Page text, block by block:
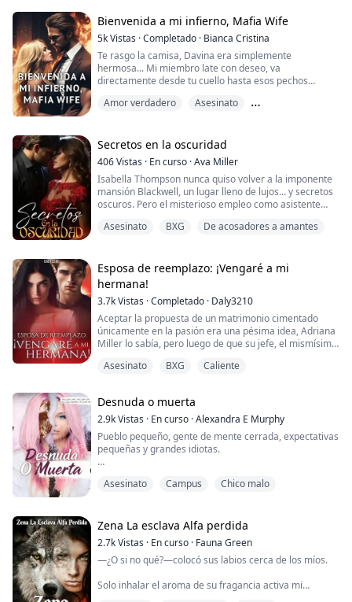
planes meticulosos para sabotear sus malvad...
Bienvenida a mi infierno, Mafia Wife
5kVistas ·Completado · Bianca Cristina
Te rasgo la camisa, Davina era simplemente
hermosa... Mi miembro late con deseo, va
directamente desde tu cuello hasta esos pechos
más, con fuerza, entre besos y mordiscos, deslizo mis
empuje y retirada.
Te escucho gemir suavemente, escuch...
Amor verdadero
Asesinato
Secretos en la oscuridad
406Vistas · En curso ·Ava Miller
Isabella Thompson nunca quiso volver a la imponente
mansión Blackwell, un lugar lleno de lujos... y secretos
oscuros. Pero el misterioso empleo como asistente
reservado y con una reputación cuestionable, es su
de justicia pronto se convierte en u...
Asesinato BXG De acosadores a amantes
Esposa de reemplazo: ¡Vengaré a mi
hermana!
3.7kVistas ·Completado · Daly3210
Aceptar la propuesta de un matrimonio cimentado
únicamente en la pasión era una pésima idea, Adriana
Miller lo sabía, pero luego de que su jefe, el mismísimo
dejar de pensar en sus curvas, ella perdió la cabeza.
Lamentablemente, su esposo no sentía lo mismo, y
tarde descubrió que la idea del matri...
Asesinato BXG Caliente
Desnuda o muerta
2.9kVistas · En curso ·Alexandra E Murphy
Pueblo pequeño, gente de mente cerrada, expectativas
pequeñas y grandes idiotas.
Preparatoria Lakeside, una prestigiosa escuela
Entre montar su moto de cross por las tierras sagradas
de los nativos, conspirar contra quienes conoce y
apunt...
Asesinato Campus Chico malo
Zena La esclava Alfa perdida
2.7kVistas · En curso · Fauna Green
—¿O si no qué?—colocó sus labios cerca de los míos.
Solo inhalar el aroma de su fragancia activa mi